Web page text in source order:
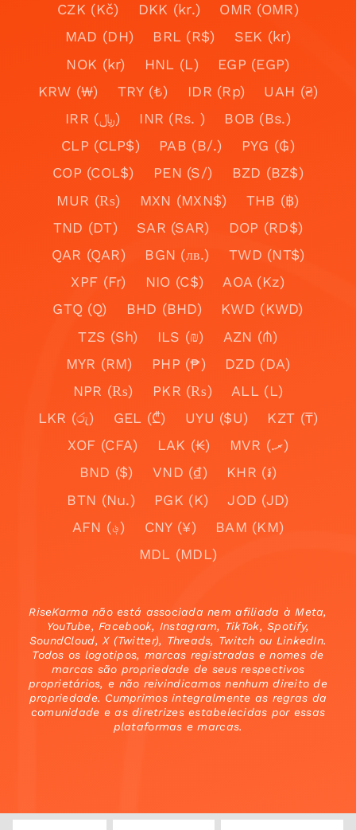
CZK (Kč)
DKK (kr.)
OMR (OMR)
MAD (DH)
BRL (R$)
SEK (kr)
NOK (kr)
HNL (L)
EGP (EGP)
KRW (₩)
TRY (₺) IDR (Rp)
UAH (₴)
IRR (﷼)
INR (Rs. )
BOB (Bs.)
CLP (CLP$)
PAB (B/.)
PYG (₲)
COP (COL$)
PEN (S/)
BZD (BZ$)
MUR (₨)
MXN (MXN$)
THB (฿)
TND (DT)
SAR (SAR)
DOP (RD$)
QAR (QAR)
BGN (лв.)
TWD (NT$)
XPF (Fr)
NIO (C$)
AOA (Kz)
GTQ (Q)
BHD (BHD)
KWD (KWD)
TZS (Sh)
ILS (₪)
AZN (₼)
MYR (RM)
PHP (₱)
DZD (DA)
NPR (₨)
PKR (₨)
ALL (L)
LKR (රු)
GEL (₾) UYU ($U)
KZT (₸)
XOF (CFA)
LAK (₭)
MVR (.ރ)
BND ($)
VND (₫)
KHR (៛)
BTN (Nu.)
PGK (K)
JOD (JD)
AFN (؋)
CNY (¥)
BAM (KM)
MDL (MDL)
RiseKarma não está associada nem afiliada à Meta,
YouTube, Facebook, Instagram, TikTok, Spotify,
SoundCloud, X (Twitter), Threads, Twitch ou LinkedIn.
Todos os logotipos, marcas registradas e nomes de
marcas são propriedade de seus respectivos
proprietários, e não reivindicamos nenhum direito de
propriedade. Cumprimos integralmente as regras da
comunidade e as diretrizes estabelecidas por essas
plataformas e marcas.